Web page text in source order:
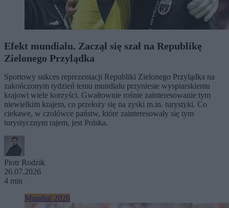
Efekt mundialu. Zaczął się szał na Republikę
Zielonego Przylądka
Sportowy sukces reprezentacji Republiki Zielonego Przylądka na
zakończonym tydzień temu mundialu przyniesie wyspiarskiemu
krajowi wiele korzyści. Gwałtownie rośnie zainteresowanie tym
niewielkim krajem, co przełoży się na zyski m.in. turystyki. Co
ciekawe, w czołówce państw, które zainteresowały się tym
turystycznym rajem, jest Polska.
Piotr Rodzik
26.07.2026
4 min
Mundial 2026